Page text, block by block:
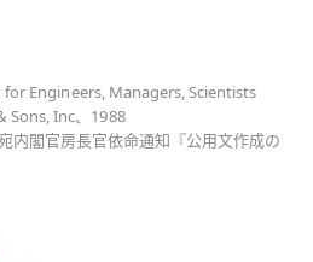
Engineers, Managers, Scientists
Sons, Inc、1988
内閣官房長官依命通知『公用文作成の